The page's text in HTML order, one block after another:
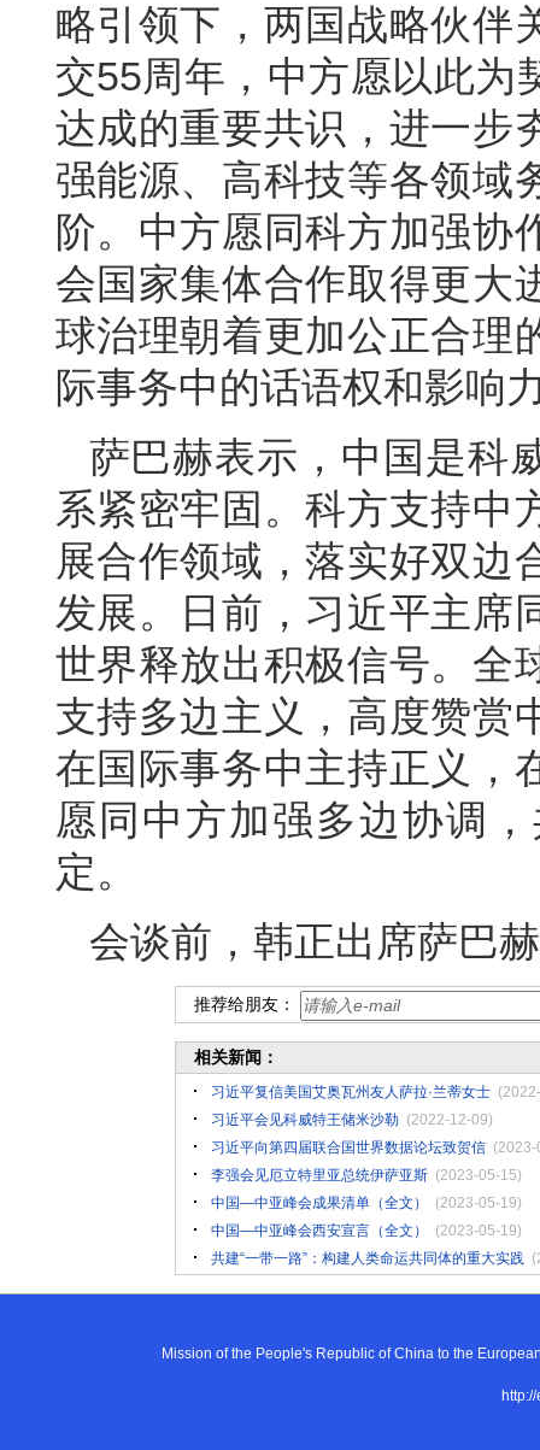
略引领下，两国战略伙伴
交55周年，中方愿以此为
达成的重要共识，进一步
强能源、高科技等各领域
阶。中方愿同科方加强协
会国家集体合作取得更大
球治理朝着更加公正合理
际事务中的话语权和影响
萨巴赫表示，中国是科
系紧密牢固。科方支持中
展合作领域，落实好双边
发展。日前，习近平主席
世界释放出积极信号。全
支持多边主义，高度赞赏
在国际事务中主持正义，
愿同中方加强多边协调
定。
会谈前，韩正出席萨巴
推荐给朋友：
相关新闻：
习近平复信美国艾奥瓦州友人萨拉·兰蒂女士
习近平会见科威特王储米沙勒 (2022-12-09)
习近平向第四届联合国世界数据论坛致贺信 (2023-
李强会见厄立特里亚总统伊萨亚斯 (2023-05-15)
中国—中亚峰会成果清单（全文）
(2023-05-19)
中国—中亚峰会西安宣言（全文）
(2023-05-19)
共建“一带一路”：构建人类命运共同体的重大实践
Mission of the People's Republic of China to the